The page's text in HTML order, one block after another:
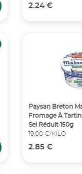
2.24 €
Paysan Breton
Fromage À
Sel Réduit 150g
19,00 €/KILO
2.85 €